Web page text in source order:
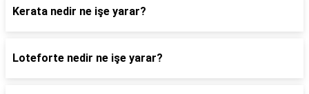
Kerata nedir ne işe yarar?
Loteforte nedir ne işe yarar?